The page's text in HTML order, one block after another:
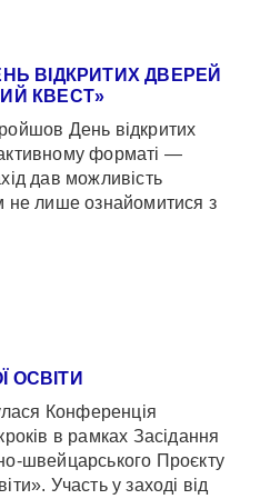
ВІДКРИТИХ ДВЕРЕЙ
КВЕСТ»
День відкритих
форматі —
дав можливість
не лише ознайомитися з
ОСВІТИ
Конференція
в рамках Засідання
швейцарського Проєкту
Участь у заході від